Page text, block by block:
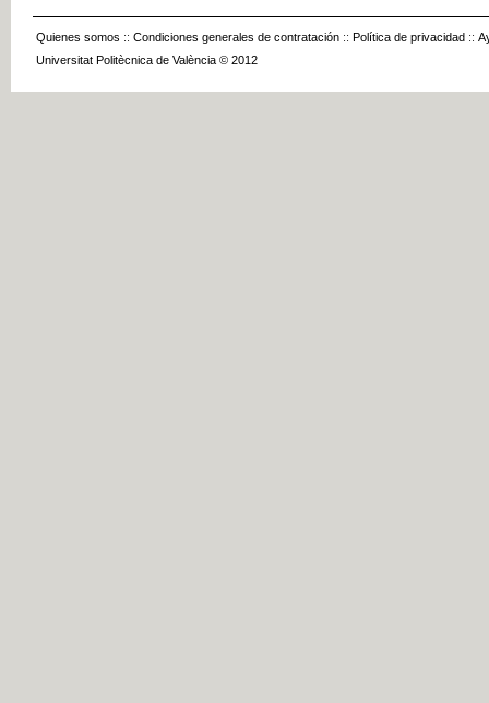
Quienes somos :: Condiciones generales de contratación :: Política de privacidad ::
Universitat Politècnica de València © 2012